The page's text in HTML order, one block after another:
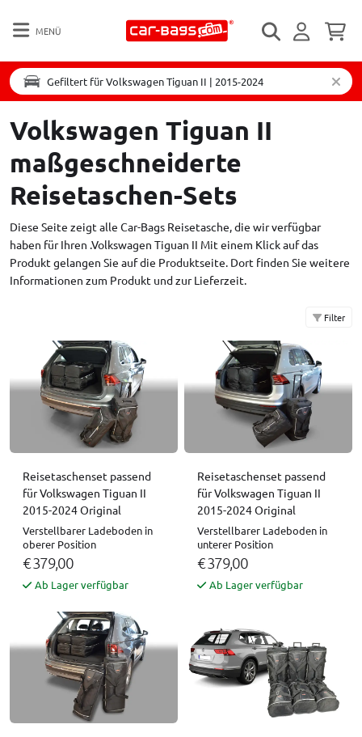
MENÜ
Gefiltert für Volkswagen Tiguan II | 2015-2024
Volkswagen Tiguan II
maßgeschneiderte
Reisetaschen-Sets
Diese Seite zeigt alle Car-Bags Reisetasche, die wir verfügbar
haben für Ihren .Volkswagen Tiguan II Mit einem Klick auf das
Produkt gelangen Sie auf die Produktseite. Dort finden Sie weitere
Informationen zum Produkt und zur Lieferzeit.
Filter
Reisetaschenset passend
für Volkswagen Tiguan II
2015-2024 Original
Verstellbarer Ladeboden in
oberer Position
€ 379,00
Ab Lager verfügbar
Reisetaschenset passend
für Volkswagen Tiguan II
2015-2024 Original
Verstellbarer Ladeboden in
unterer Position
€ 379,00
Ab Lager verfügbar